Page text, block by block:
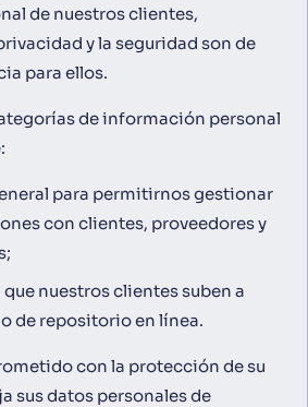
de nuestros clientes,
y la seguridad son de
para ellos.
de información personal
para permitirnos gestionar
con clientes, proveedores y
nuestros clientes suben a
de repositorio en línea.
con la protección de su
sus datos personales de